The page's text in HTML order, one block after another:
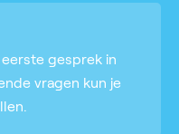
gesprek in
vragen kun je